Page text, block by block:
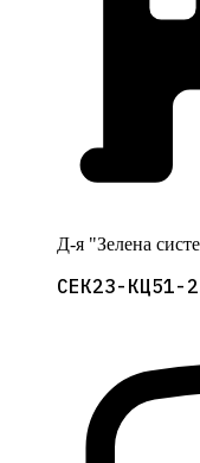
Д-я "Зелена
СЕК23-КЦ51-